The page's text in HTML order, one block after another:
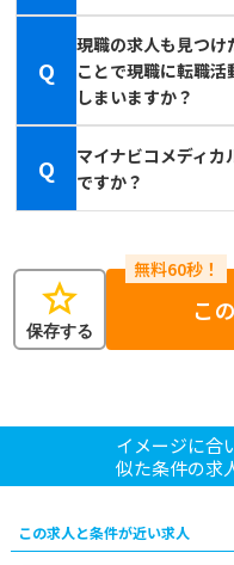
Q
現職の求人も見つけ
ことで現職に転職
しまいますか？
Q
マイナビコメディ
ですか？
star
保存する
こ
イメージに合
似た条件の求
この求人と条件が近い求人